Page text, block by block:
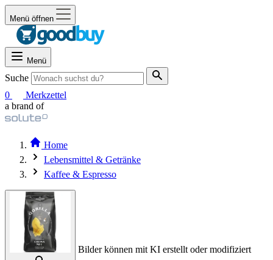
Menü öffnen
Menü
Suche
0
Merkzettel
a brand of
Home
Lebensmittel & Getränke
Kaffee & Espresso
Bilder können mit KI erstellt oder modifiziert